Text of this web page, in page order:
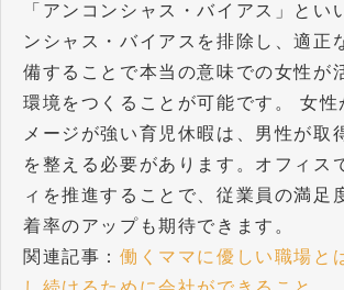
「アンコンシャス・バイアス」とい
ンシャス・バイアスを排除し、適正
備することで本当の意味での女性が
環境をつくることが可能です。 女性
メージが強い育児休暇は、男性が取
を整える必要があります。オフィス
ィを推進することで、従業員の満足
着率のアップも期待できます。
関連記事： 働くママに優しい職場と